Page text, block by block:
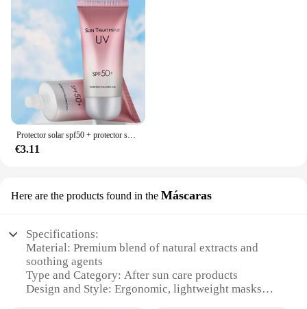
Protector solar spf50 + protector solar crema para el cuidado de la piel facial y corporal control de aceite hidratante cuidado de la piel facial y corporal
€3.11
Here are the products found in the Máscaras
Specifications:
Material: Premium blend of natural extracts and
soothing agents
Type and Category: After sun care products
Design and Style: Ergonomic, lightweight masks